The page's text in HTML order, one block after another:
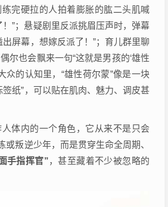
完硬拉的人拍着膨胀的肱二头肌喊
！”；悬疑剧里反派挑眉压声时，弹幕
出屏幕，想嫁反派了！”；育儿群里聊
尔也会飘来一句“这就是男孩的‘雄性
的认知里，“雄性荷尔蒙”像是一块
签纸”，可以贴在肌肉、魅力、调皮甚
体内的一个角色，它从来不是只会
或叛逆少年，而是贯穿生命全周期、
手指挥官”，甚至藏着不少被忽略的